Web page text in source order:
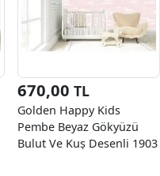
670,00 TL
Golden Happy Kids
Pembe Beyaz Gökyüzü
Bulut Ve Kuş Desenli 1903